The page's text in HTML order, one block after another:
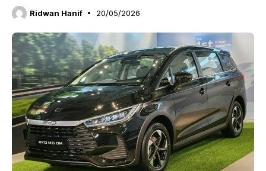
Ridwan Hanif 20/05/2026